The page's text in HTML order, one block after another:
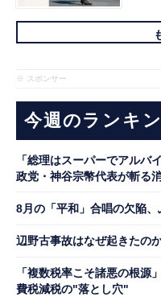
※ スポンサー
今週のランキ
「総理はスーパーでアル
政党・神谷宗幣代表が斬る
8月の「平和」合唱の欠陥、
辺野古事故はなぜ起きたのか
「複数税率こそ諸悪の根
費税減税の"落とし穴"